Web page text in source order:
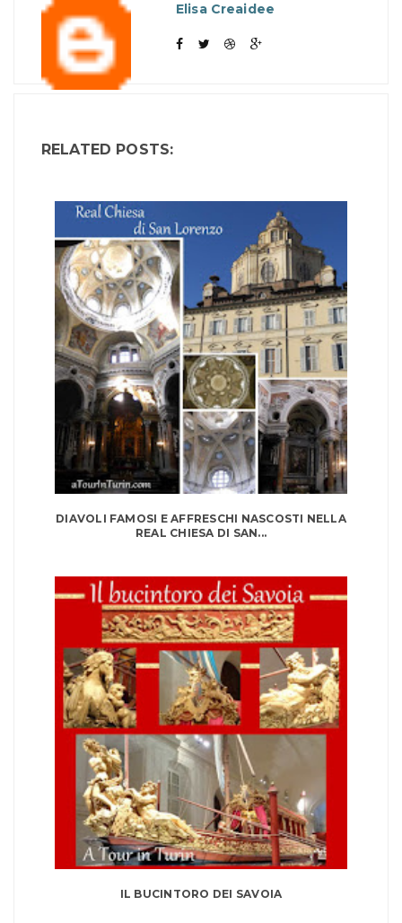
Elisa Creaidee
RELATED POSTS:
DIAVOLI FAMOSI E AFFRESCHI NASCOSTI NELLA
REAL CHIESA DI SAN...
IL BUCINTORO DEI SAVOIA